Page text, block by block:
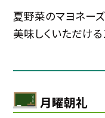
夏野菜のマヨネー
美味しくいただける
月曜朝礼